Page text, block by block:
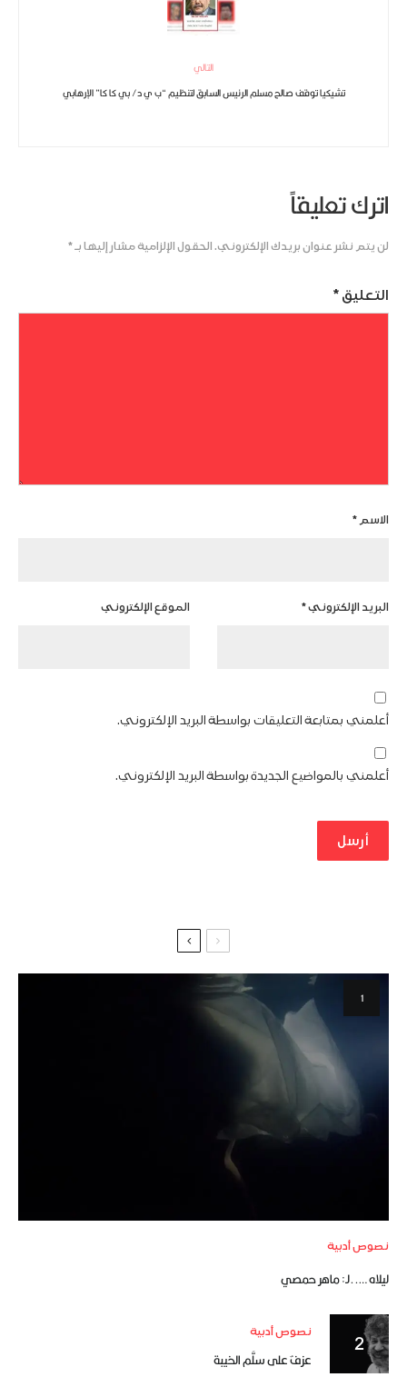
التالي
تشيكيا توقف صالح مسلم الرئيس السابق لتنظيم “ب ي د/ بي كا كا” الإرهابي
اترك تعليقاً
لن يتم نشر عنوان بريدك الإلكتروني. الحقول الإلزامية مشار إليها بـ*
التعليق *
الاسم*
البريد الإلكتروني* الموقع الإلكتروني
أعلمني بمتابعة التعليقات بواسطة البريد الإلكتروني.
أعلمني بالمواضيع الجديدة بواسطة البريد الإلكتروني.
نصوص أدبية
ليلاه …..لـ: ماهر حمصي
نصوص أدبية
عزفٌ على سلَّم الخيبة